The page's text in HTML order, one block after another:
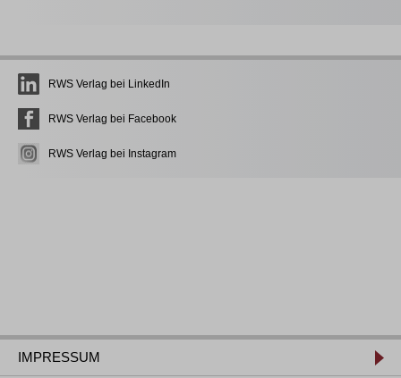
RWS Verlag bei LinkedIn
RWS Verlag bei Facebook
RWS Verlag bei Instagram
IMPRESSUM